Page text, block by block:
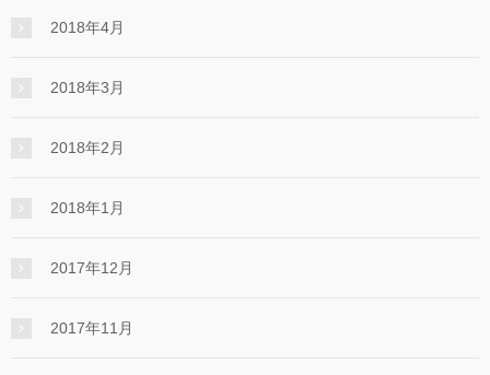
2018年4月
2018年3月
2018年2月
2018年1月
2017年12月
2017年11月